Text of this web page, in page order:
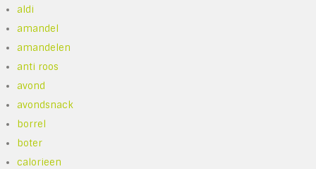
aldi
amandel
amandelen
anti roos
avond
avondsnack
borrel
boter
calorieen